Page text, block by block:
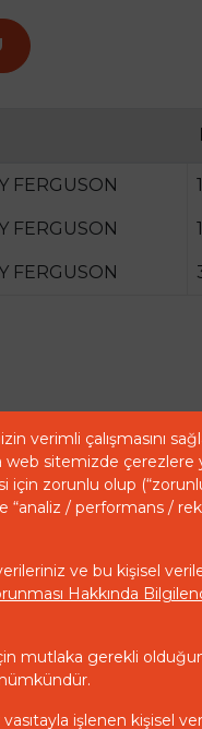
FERGUSON
FERGUSON
FERGUSON
verimli çalışmasını
sitemizde çerezlere
için zorunlu olup
/ performans /
ve bu kişisel
Hakkında
mutlaka gerekli
işlenen kişisel